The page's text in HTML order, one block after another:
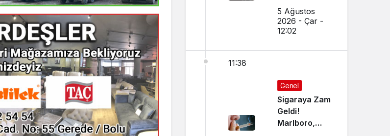
Fatura
5 Ağustos
2026 - Çar -
12:02
11:38
Genel
Sigaraya Zam
Geldi!
Marlboro,